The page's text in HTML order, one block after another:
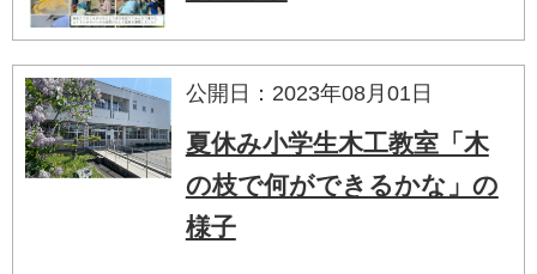
公開日：2023年08月01日
夏休み小学生木工教室「木
の枝で何ができるかな」の
様子